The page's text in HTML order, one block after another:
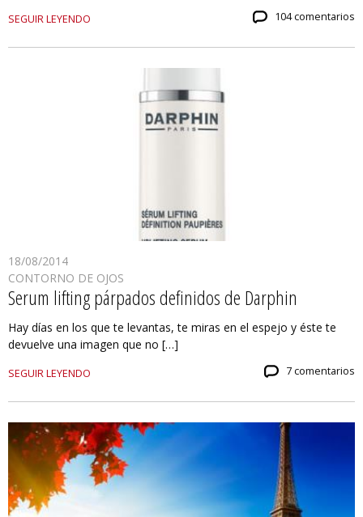
SEGUIR LEYENDO 104 comentarios
18/08/2014
CONTORNO DE OJOS
Serum lifting párpados definidos de Darphin
Hay días en los que te levantas, te miras en el espejo y éste te
devuelve una imagen que no […]
SEGUIR LEYENDO 7 comentarios